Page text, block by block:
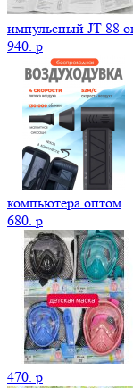
импульсный JT 88
940. p
компьютера оптом
680. p
470. p